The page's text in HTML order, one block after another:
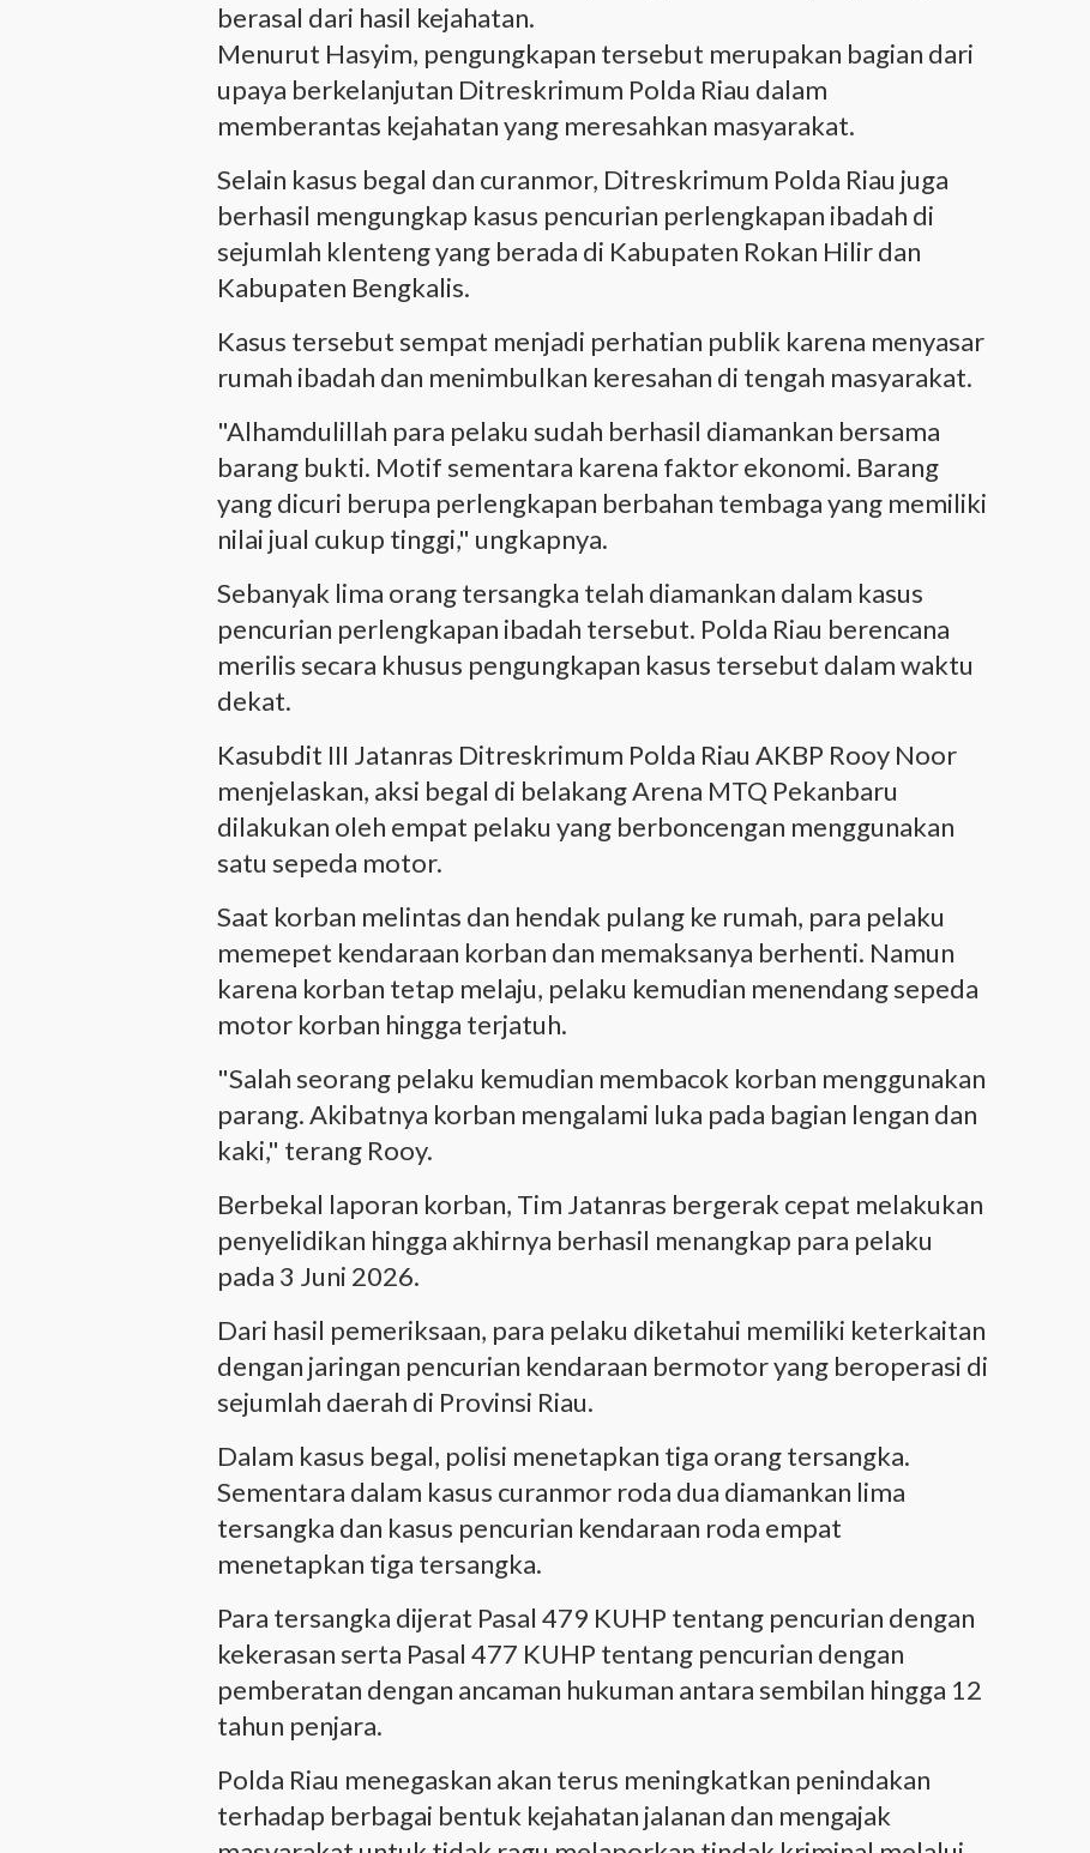
berasal dari hasil kejahatan.
Menurut Hasyim, pengungkapan tersebut merupakan bagian dari
upaya berkelanjutan Ditreskrimum Polda Riau dalam
memberantas kejahatan yang meresahkan masyarakat.
Selain kasus begal dan curanmor, Ditreskrimum Polda Riau juga
berhasil mengungkap kasus pencurian perlengkapan ibadah di
sejumlah klenteng yang berada di Kabupaten Rokan Hilir dan
Kabupaten Bengkalis.
Kasus tersebut sempat menjadi perhatian publik karena menyasar
rumah ibadah dan menimbulkan keresahan di tengah masyarakat.
"Alhamdulillah para pelaku sudah berhasil diamankan bersama
barang bukti. Motif sementara karena faktor ekonomi. Barang
yang dicuri berupa perlengkapan berbahan tembaga yang memiliki
nilai jual cukup tinggi," ungkapnya.
Sebanyak lima orang tersangka telah diamankan dalam kasus
pencurian perlengkapan ibadah tersebut. Polda Riau berencana
merilis secara khusus pengungkapan kasus tersebut dalam waktu
dekat.
Kasubdit III Jatanras Ditreskrimum Polda Riau AKBP Rooy Noor
menjelaskan, aksi begal di belakang Arena MTQ Pekanbaru
dilakukan oleh empat pelaku yang berboncengan menggunakan
satu sepeda motor.
Saat korban melintas dan hendak pulang ke rumah, para pelaku
memepet kendaraan korban dan memaksanya berhenti. Namun
karena korban tetap melaju, pelaku kemudian menendang sepeda
motor korban hingga terjatuh.
"Salah seorang pelaku kemudian membacok korban menggunakan
parang. Akibatnya korban mengalami luka pada bagian lengan dan
kaki," terang Rooy.
Berbekal laporan korban, Tim Jatanras bergerak cepat melakukan
penyelidikan hingga akhirnya berhasil menangkap para pelaku
pada 3 Juni 2026.
Dari hasil pemeriksaan, para pelaku diketahui memiliki keterkaitan
dengan jaringan pencurian kendaraan bermotor yang beroperasi di
sejumlah daerah di Provinsi Riau.
Dalam kasus begal, polisi menetapkan tiga orang tersangka.
Sementara dalam kasus curanmor roda dua diamankan lima
tersangka dan kasus pencurian kendaraan roda empat
menetapkan tiga tersangka.
Para tersangka dijerat Pasal 479 KUHP tentang pencurian dengan
kekerasan serta Pasal 477 KUHP tentang pencurian dengan
pemberatan dengan ancaman hukuman antara sembilan hingga 12
tahun penjara.
Polda Riau menegaskan akan terus meningkatkan penindakan
terhadap berbagai bentuk kejahatan jalanan dan mengajak